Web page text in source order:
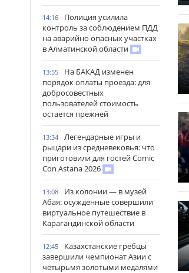
14:16
Полиция усилила
контроль за соблюдением ПДД
на аварийно опасных участках
в Алматинской области
13:55
На БАКАД изменен
порядок оплаты проезда: для
добросовестных
пользователей стоимость
остается прежней
13:34
Легендарные игры и
рыцари из средневековья: что
приготовили для гостей Comic
Con Astana 2026
13:08
Из колонии — в музей
Абая: осужденные совершили
виртуальное путешествие в
Карагандинской области
12:45
Казахстанские гребцы
завершили чемпионат Азии с
четырьмя золотыми медалями